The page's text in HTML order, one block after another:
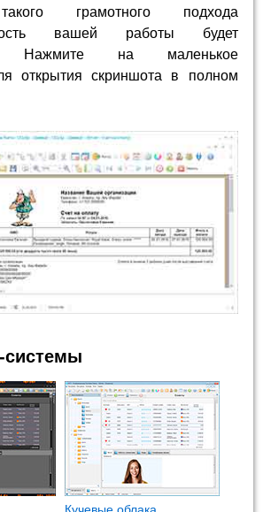
грамотного подхода
вашей работы будет
Нажмите на маленькое
открытия скриншота в полном
системы